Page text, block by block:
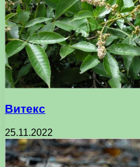
Витекс
25.11.2022